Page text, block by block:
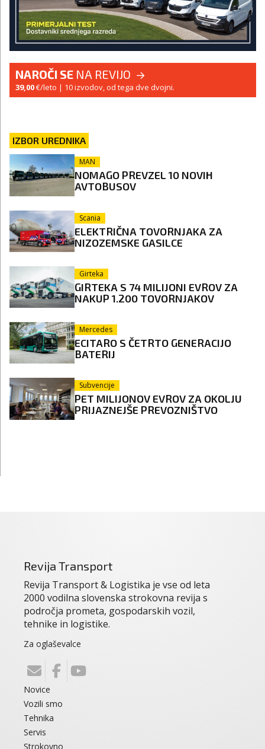
NAROČI SE NA REVIJO
39,00€/leto | 10 izvodov, od tega dve dvojni.
IZBOR UREDNIKA
MAN
NOMAGO PREVZEL 10 NOVIH
AVTOBUSOV
Scania
ELEKTRIČNA TOVORNJAKA ZA
NIZOZEMSKE GASILCE
Girteka
GIRTEKA S 74 MILIJONI EVROV ZA
NAKUP 1.200 TOVORNJAKOV
Mercedes
ECITARO S ČETRTO GENERACIJO
BATERIJ
Subvencije
PET MILIJONOV EVROV ZA OKOLJU
PRIJAZNEJŠE PREVOZNIŠTVO
Revija Transport
Revija Transport & Logistika je vse od leta
2000 vodilna slovenska strokovna revija s
področja prometa, gospodarskih vozil,
tehnike in logistike.
Za oglaševalce
Novice
Vozili smo
Tehnika
Servis
Strokovno